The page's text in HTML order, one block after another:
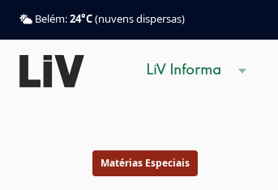
Belém:24°C(nuvens dispersas)
LiV Informa
Matérias Especiais